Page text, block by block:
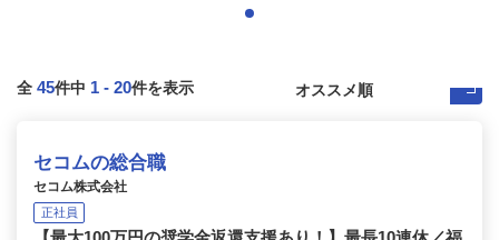
全 45件中 1 - 20件を表示
セコムの総合職
セコム株式会社
正社員